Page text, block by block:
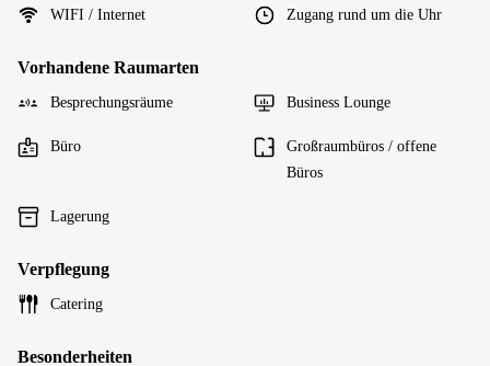
WIFI / Internet Zugang rund um die Uhr
Vorhandene Raumarten
Besprechungsräume Business Lounge
Büro
Großraumbüros / offene
Büros
Lagerung
Verpflegung
Catering
Besonderheiten